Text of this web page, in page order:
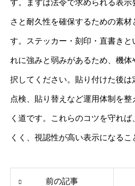
す。まずは法令で求められる表示
さと耐久性を確保するための素材
す。ステッカー・刻印・直書き
れに強みと弱みがあるため、機体
択してください。貼り付けた後は
点検、貼り替えなど運用体制を
く道です。これらのコツを守れ
くく、視認性が高い表示になるこ
前の記事